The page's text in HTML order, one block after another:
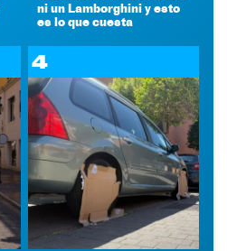
ni un Lamborghini y esto
es lo que cuesta
4